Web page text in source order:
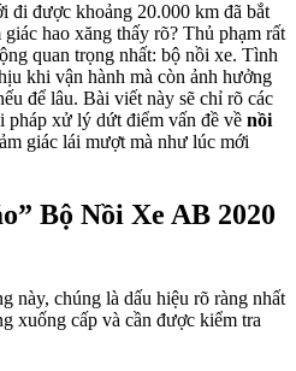
đi được khoảng 20.000 km đã bắt
hao xăng thấy rõ? Thủ phạm rất
quan trọng nhất: bộ nồi xe. Tình
khi vận hành mà còn ảnh hưởng
để lâu. Bài viết này sẽ chỉ rõ các
pháp xử lý dứt điểm vấn đề về nồi
giác lái mượt mà như lúc mới
Bộ Nồi Xe AB 2020
này, chúng là dấu hiệu rõ ràng nhất
xuống cấp và cần được kiểm tra